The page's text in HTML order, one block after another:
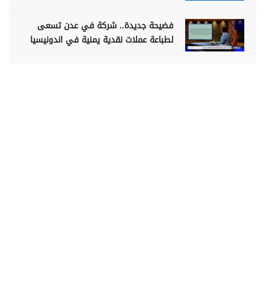
فضيحة جديدة.. شركة في عدن تسعى
لطباعة عملات نقدية يمنية في اندونيسيا